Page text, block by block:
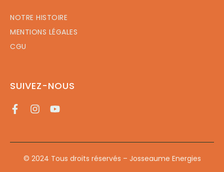
NOTRE HISTOIRE
MENTIONS LÉGALES
CGU
SUIVEZ-NOUS
© 2024 Tous droits réservés – Josseaume Energies